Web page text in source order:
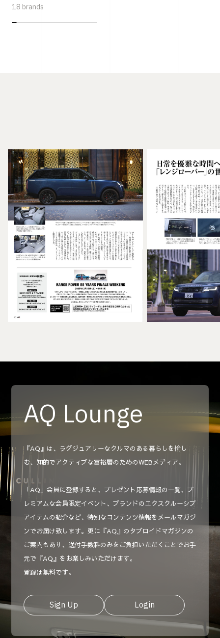
18 brands
AQ Lounge
『AQ』は、ラグジュアリーなクルマのある暮らしを愉し
む、知的でアクティブな富裕層のためのWEBメディア。
「AQ」会員に登録すると、プレゼント応募情報の一覧、プ
レミアムな会員限定イベント、ブランドのエクスクルーシブ
アイテムの紹介など、特別なコンテンツ情報をメールマガジ
ンでお届け致します。更に『AQ』のタブロイドマガジンの
ご案内もあり、送付手数料のみをご負担いただくことでお手
元で『AQ』をお楽しみいただけます。
登録は無料です。
Sign Up Login